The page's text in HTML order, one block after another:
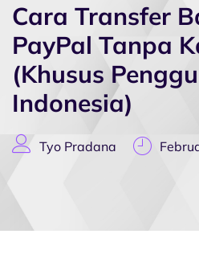
Cara Transfer
PayPal Tanpa
(Khusus
Indonesia)
Tyo Pradana